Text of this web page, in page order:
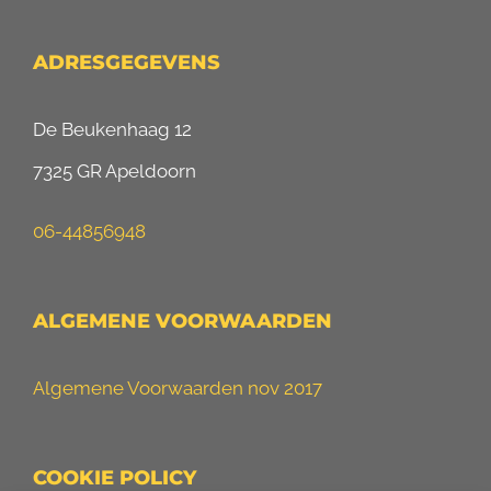
ADRESGEGEVENS
De Beukenhaag 12
7325 GR Apeldoorn
06-44856948
ALGEMENE VOORWAARDEN
Algemene Voorwaarden nov 2017
COOKIE POLICY